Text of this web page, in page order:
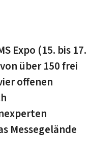
Expo (15. bis 17.
über 150 frei
offenen
Messegelände